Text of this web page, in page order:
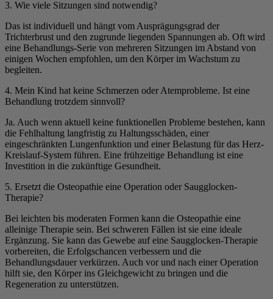
3. Wie viele Sitzungen sind notwendig?
Das ist individuell und hängt vom Ausprägungsgrad der
Trichterbrust und den zugrunde liegenden Spannungen ab. Oft wird
eine Behandlungs-Serie von mehreren Sitzungen im Abstand von
einigen Wochen empfohlen, um den Körper im Wachstum zu
begleiten.
4. Mein Kind hat keine Schmerzen oder Atemprobleme. Ist eine
Behandlung trotzdem sinnvoll?
Ja. Auch wenn aktuell keine funktionellen Probleme bestehen, kann
die Fehlhaltung langfristig zu Haltungsschäden, einer
eingeschränkten Lungenfunktion und einer Belastung für das Herz-
Kreislauf-System führen. Eine frühzeitige Behandlung ist eine
Investition in die zukünftige Gesundheit.
5. Ersetzt die Osteopathie eine Operation oder Saugglocken-
Therapie?
Bei leichten bis moderaten Formen kann die Osteopathie eine
alleinige Therapie sein. Bei schweren Fällen ist sie eine ideale
Ergänzung. Sie kann das Gewebe auf eine Saugglocken-Therapie
vorbereiten, die Erfolgschancen verbessern und die
Behandlungsdauer verkürzen. Auch vor und nach einer Operation
hilft sie, den Körper ins Gleichgewicht zu bringen und die
Regeneration zu unterstützen.